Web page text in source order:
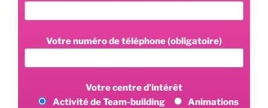
Votre numéro de téléphone (obligatoire)
Votre centre d’intérêt
Activité de Team-building
Animations